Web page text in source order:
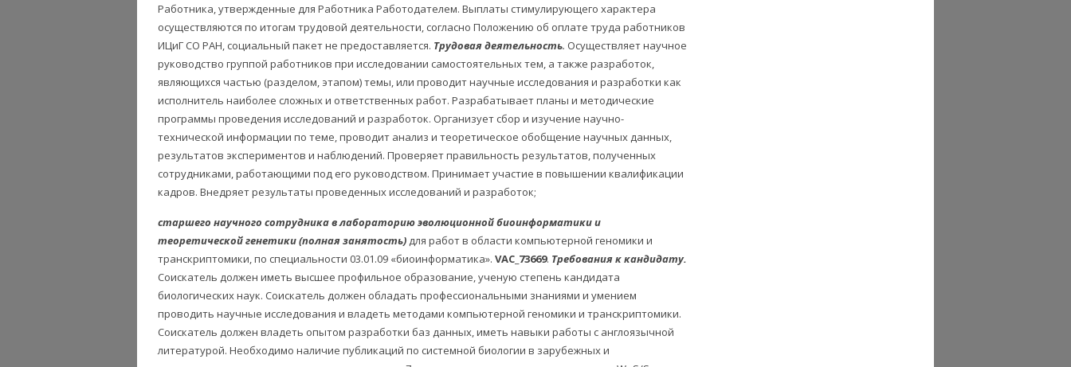
Работника, утвержденные для Работника Работодателем. Выплаты стимулирующего характера
осуществляются по итогам трудовой деятельности, согласно Положению об оплате труда работников
ИЦиГ СО РАН, социальный пакет не предоставляется. Трудовая деятельность. Осуществляет научное
руководство группой работников при исследовании самостоятельных тем, а также разработок,
являющихся частью (разделом, этапом) темы, или проводит научные исследования и разработки как
исполнитель наиболее сложных и ответственных работ. Разрабатывает планы и методические
программы проведения исследований и разработок. Организует сбор и изучение научно-
технической информации по теме, проводит анализ и теоретическое обобщение научных данных,
результатов экспериментов и наблюдений. Проверяет правильность результатов, полученных
сотрудниками, работающими под его руководством. Принимает участие в повышении квалификации
кадров. Внедряет результаты проведенных исследований и разработок;
старшего научного сотрудника в лабораторию эволюционной биоинформатики и
теоретической генетики(полная занятость) для работ в области компьютерной геномики и
транскриптомики, по специальности 03.01.09 «биоинформатика». VAC_73669. Требования к кандидату.
Соискатель должен иметь высшее профильное образование, ученую степень кандидата
биологических наук. Соискатель должен обладать профессиональными знаниями и умением
проводить научные исследования и владеть методами компьютерной геномики и транскриптомики.
Соискатель должен владеть опытом разработки баз данных, иметь навыки работы с англоязычной
литературой. Необходимо наличие публикаций по системной биологии в зарубежных и